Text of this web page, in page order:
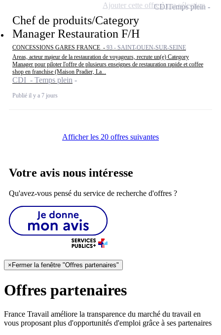
Chef de produits/Category
Manager Restauration F/H
CONCESSIONS GARES FRANCE - 93 - SAINT-OUEN-SUR-SEINE
Areas, acteur majeur de la restauration de voyageurs, recrute un(e) Category
Manager pour piloter l'offre de plusieurs enseignes de restauration rapide et coffee
shop en franchise (Maison Pradier, La...
CDI - Temps plein
Publié il y a 7 jours
CDITemps plein
Ajouter cette offre à ma sélection
Afficher les 20 offres suivantes
Votre avis nous intéresse
Qu'avez-vous pensé du service de recherche d'offres ?
× Fermer la fenêtre "Offres partenaires"
Offres partenaires
France Travail améliore la transparence du marché du travail en
vous proposant plus d'opportunités d'emploi grâce à ses partenaires